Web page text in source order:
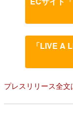
「LIVE A
プレスリリース全文